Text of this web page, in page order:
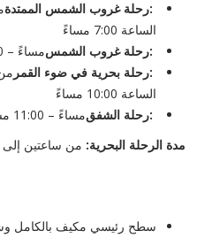
رحلة غروب الشمس الممتدة:
الساعة 7:00 مساءً
رحلة غروب الشمس:
5:30 مساءً – 7:30 مساءً
رحلة بحرية في ضوء القمر:
الساعة 10:00 مساءً
رحلة الشفق:
9:00 مساءً – 11:00 مساءً
مدة الرحلة البحرية: من ساعتين
سطح رئيسي مكيف بالكامل